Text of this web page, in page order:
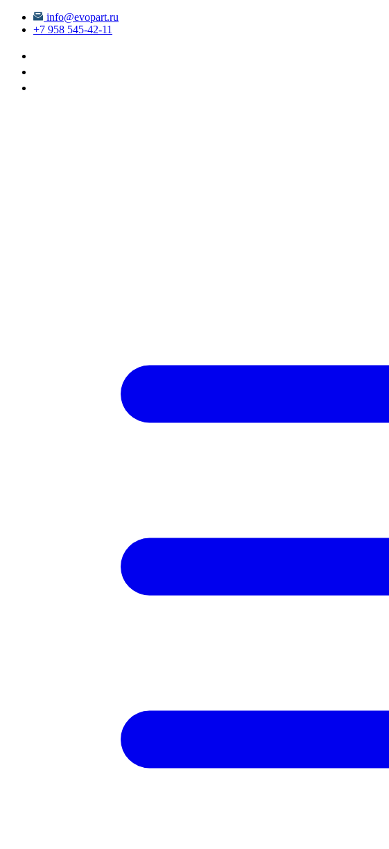
info@evopart.ru
+7 958 545-42-11